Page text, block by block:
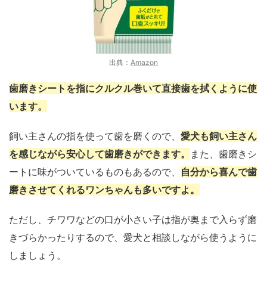
出典： Amazon
歯磨きシートを指にクルクル巻いて直接歯を拭くように使
います。
飼い主さんの指を使って歯を磨くので、 愛犬も飼い主さん
を感じながら安心して歯磨きができます。
また、歯磨きシ
ートに味がついているものもあるので、 自分から喜んで歯
磨きさせてくれるワンちゃんも多いですよ。
ただし、チワワなどの口が小さい子は指が奥まで入らず磨
きづらかったりするので、愛犬と相談しながら使うように
しましょう。